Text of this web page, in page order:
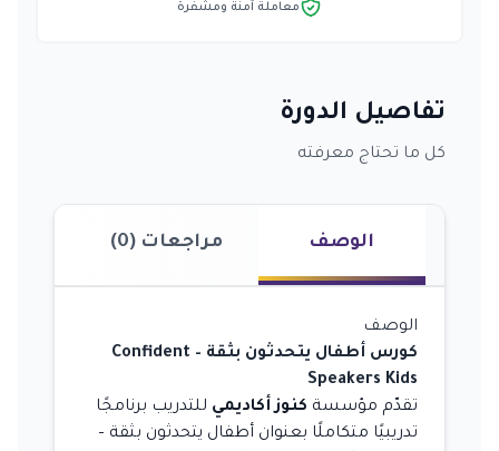
معاملة آمنة ومشفرة
تفاصيل الدورة
كل ما تحتاج معرفته
الوصف مراجعات (0)
الوصف
كورس أطفال يتحدثون بثقة – Confident
Speakers Kids
تقدّم مؤسسة كنوز أكاديمي للتدريب برنامجًا
تدريبيًا متكاملًا بعنوان أطفال يتحدثون بثقة –